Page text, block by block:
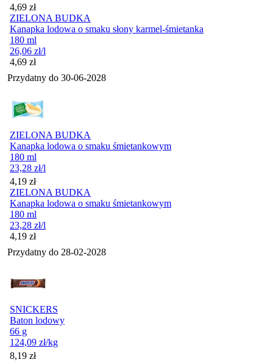
Cena
4,69 zł
ZIELONA BUDKA
Kanapka lodowa o smaku słony karmel-śmietanka
180 ml
26,06 zł/l
Cena
4,69 zł
Przydatny do 30-06-2028
ZIELONA BUDKA
Kanapka lodowa o smaku śmietankowym
180 ml
23,28 zł/l
Cena
4,19 zł
ZIELONA BUDKA
Kanapka lodowa o smaku śmietankowym
180 ml
23,28 zł/l
Cena
4,19 zł
Przydatny do 28-02-2028
SNICKERS
Baton lodowy
66 g
124,09 zł/kg
Cena
8,19 zł